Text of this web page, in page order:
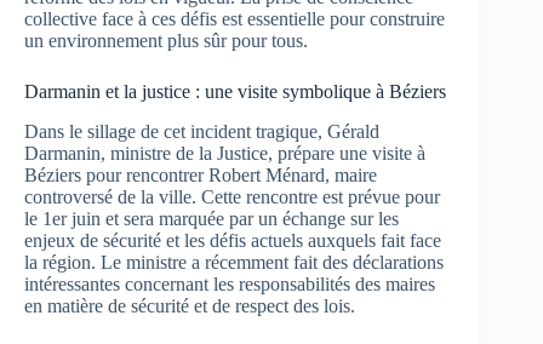
collective face à ces défis est essentielle pour construire
un environnement plus sûr pour tous.
Darmanin et la justice : une visite symbolique à Béziers
Dans le sillage de cet incident tragique, Gérald
Darmanin, ministre de la Justice, prépare une visite à
Béziers pour rencontrer Robert Ménard, maire
controversé de la ville. Cette rencontre est prévue pour
le 1er juin et sera marquée par un échange sur les
enjeux de sécurité et les défis actuels auxquels fait face
la région. Le ministre a récemment fait des déclarations
intéressantes concernant les responsabilités des maires
en matière de sécurité et de respect des lois.